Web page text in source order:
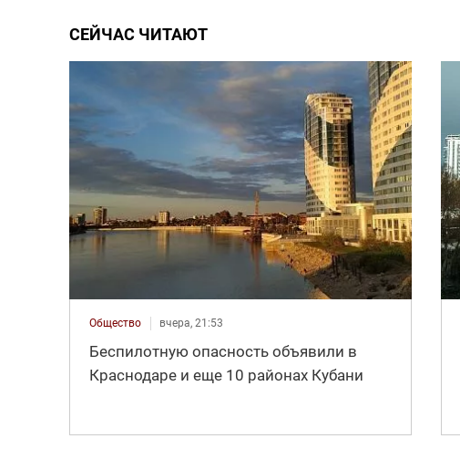
СЕЙЧАС ЧИТАЮТ
Общество вчера, 21:53
Беспилотную опасность объявили в
Краснодаре и еще 10 районах Кубани